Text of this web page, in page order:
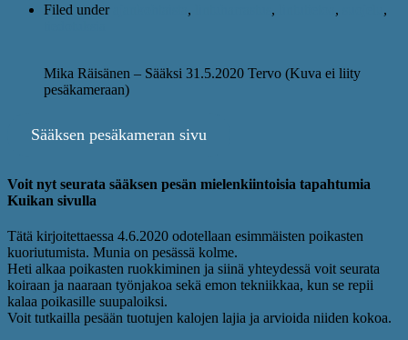
Filed under , , ,
,
Mika Räisänen – Sääksi 31.5.2020 Tervo (Kuva ei liity
pesäkameraan)
Sääksen pesäkameran sivu
Voit nyt seurata sääksen pesän mielenkiintoisia tapahtumia
Kuikan sivulla
Tätä kirjoitettaessa 4.6.2020 odotellaan esimmäisten poikasten
kuoriutumista. Munia on pesässä kolme.
Heti alkaa poikasten ruokkiminen ja siinä yhteydessä voit seurata
koiraan ja naaraan työnjakoa sekä emon tekniikkaa, kun se repii
kalaa poikasille suupaloiksi.
Voit tutkailla pesään tuotujen kalojen lajia ja arvioida niiden kokoa.